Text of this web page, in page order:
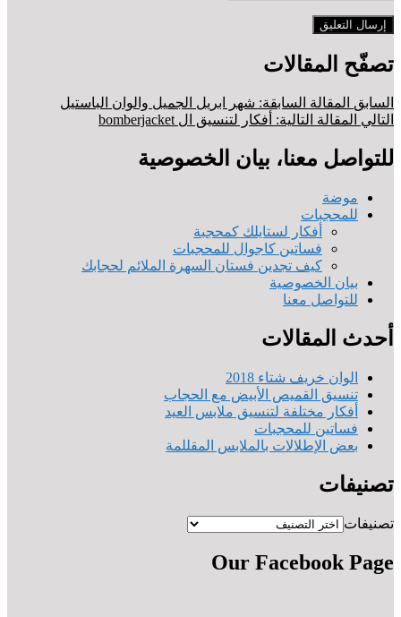
تصفّح المقالات
السابق المقالة السابقة: شهر ابريل الجميل والوان الباستيل
التالي المقالة التالية: أفكار لتنسيق ال bomberjacket
للتواصل معنا، بيان الخصوصية
موضة
للمحجبات
أفكار لستايلك كمحجبة
فساتين كاجوال للمحجبات
كيف تجدين فستان السهرة الملائم لحجابك
بيان الخصوصية
للتواصل معنا
أحدث المقالات
الوان خريف شتاء 2018
تنسيق القميص الأبيض مع الحجاب
أفكار مختلفة لتنسيق ملابس العيد
فساتين للمحجبات
بعض الإطلالات بالملابس المقللمة
تصنيفات
تصنيفات
Our Facebook Page